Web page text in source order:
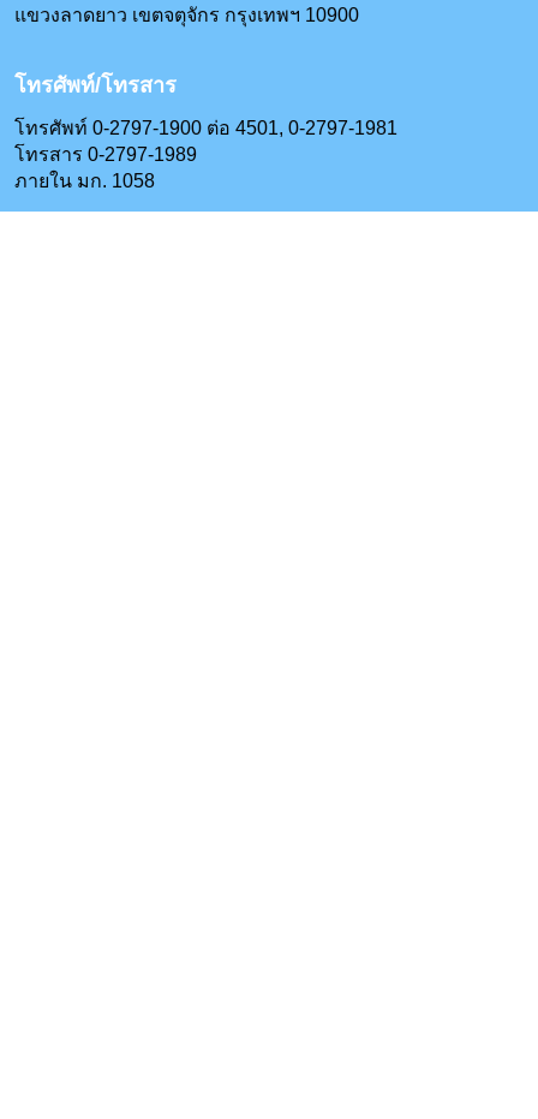
แขวงลาดยาว เขตจตุจักร กรุงเทพฯ 10900
โทรศัพท์/โทรสาร
โทรศัพท์ 0-2797-1900 ต่อ 4501, 0-2797-1981
โทรสาร 0-2797-1989
ภายใน มก. 1058